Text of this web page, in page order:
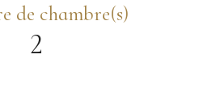
de chambre(s)
2